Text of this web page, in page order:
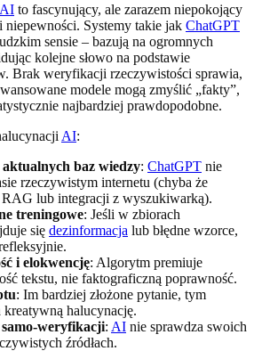
AI to fascynujący, ale zarazem niepokojący
niepewności. Systemy takie jak ChatGPT
sensie – bazują na ogromnych
kolejne słowo na podstawie
Brak weryfikacji rzeczywistości sprawia,
modele mogą zmyślić „fakty”,
najbardziej prawdopodobne.
AI:
baz wiedzy: ChatGPT nie
rzeczywistym internetu (chyba że
lub integracji z wyszukiwarką).
treningowe: Jeśli w zbiorach
się dezinformacja lub błędne wzorce,
i elokwencję: Algorytm premiuje
tekstu, nie faktograficzną poprawność.
: Im bardziej złożone pytanie, tym
kreatywną halucynację.
weryfikacji: AI nie sprawdza swoich
źródłach.